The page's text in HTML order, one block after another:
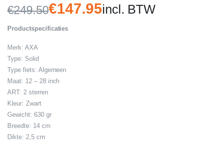
€249.50
Oorspronkelijke
prijs
was:
€249.50.
€147.95
Huidige
prijs
is:
€147.95.
incl. BTW
Productspecificaties
Merk: AXA
Type: Solid
Type fiets: Algemeen
Maat: 12 – 28 inch
ART: 2 sterren
Kleur: Zwart
Gewicht: 630 gr
Breedte: 14 cm
Dikte: 2,5 cm